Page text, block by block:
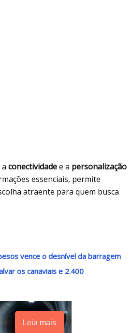
conectividadee a personalização
essenciais, permite
atraente para quem busca
vence o desnível da barragem
os canaviais e 2.400
Leia mais